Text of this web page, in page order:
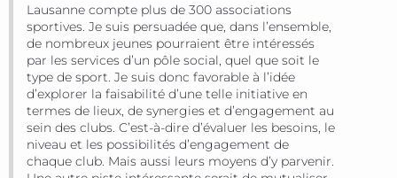
Lausanne compte plus de 300 associations
sportives. Je suis persuadée que, dans l’ensemble,
de nombreux jeunes pourraient être intéressés
par les services d’un pôle social, quel que soit le
type de sport. Je suis donc favorable à l’idée
d’explorer la faisabilité d’une telle initiative en
termes de lieux, de synergies et d’engagement au
sein des clubs. C’est-à-dire d’évaluer les besoins, le
niveau et les possibilités d’engagement de
chaque club. Mais aussi leurs moyens d’y parvenir.